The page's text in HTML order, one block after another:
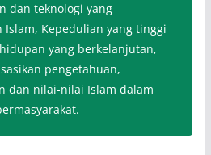
dan teknologi yang
Islam, Kepedulian yang tinggi
yang berkelanjutan,
pengetahuan,
dan nilai-nilai Islam dalam